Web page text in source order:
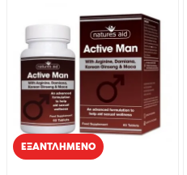
EΞΑΝΤΛΗΜΈΝΟ